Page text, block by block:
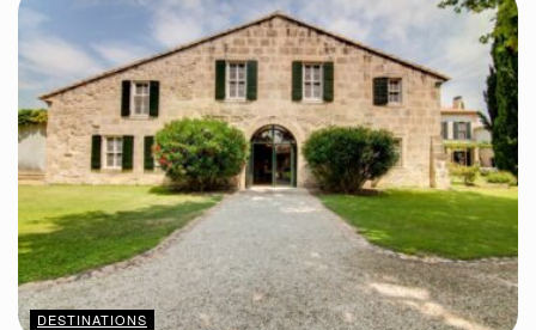
DESTINATIONS